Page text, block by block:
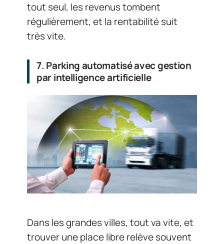
tout seul, les revenus tombent
régulièrement, et la rentabilité suit
très vite.
7. Parking automatisé avec gestion
par intelligence artificielle
Dans les grandes villes, tout va vite, et
trouver une place libre relève souvent